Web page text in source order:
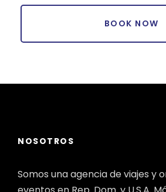
NOSOTROS
Somos una agencia de viajes y